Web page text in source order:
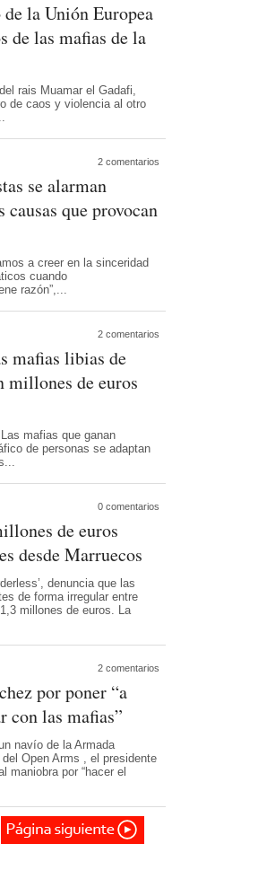
la Unión Europea
de las mafias de la
rais Muamar el Gadafi,
de caos y violencia al otro
2 comentarios
se alarman
que provocan
a creer en la sinceridad
cuando
razón”,...
2 comentarios
mafias libias de
millones de euros
mafias que ganan
de personas se adaptan
0 comentarios
de euros
desde Marruecos
denuncia que las
de forma irregular entre
millones de euros. La
2 comentarios
por poner “a
con las mafias”
navío de la Armada
Open Arms , el presidente
maniobra por “hacer el